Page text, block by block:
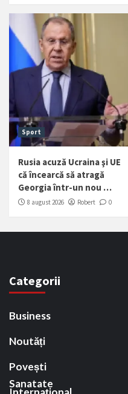
Sport
Rusia acuză Ucraina şi UE
că încearcă să atragă
Georgia într-un nou …
8 august 2026 Robert 0
Categorii
Business
Noutăți
Povești
Sanatate